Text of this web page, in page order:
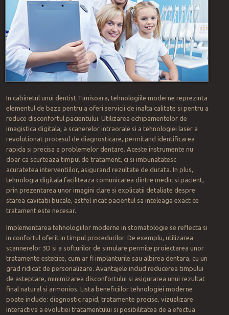
In cabinetul unui dentist Timisoara, tehnologiile moderne reprezinta
elementul de baza pentru a oferi servicii de inalta calitate si pentru a
reduce disconfortul pacientului. Utilizarea echipamentelor de
imagistica digitala, a scanerelor intraorale si a tehnologiei laser a
revolutionat procesul de diagnosticare, permitand identificarea
rapida si precisa a problemelor dentare. Aceste instrumente nu
doar ca scurteaza timpul de tratament, ci si imbunatatesc
acuratetea interventiilor, asigurand rezultate de durata. In plus,
tehnologia digitala faciliteaza comunicarea dintre medic si pacient,
prin prezentarea unor imagini clare si explicatii detaliate despre
starea cavitatii bucale, astfel incat pacientul sa inteleaga exact ce
tratament este necesar.
Implementarea tehnologiilor moderne in stomatologie se reflecta si
in confortul oferit in timpul procedurilor. De exemplu, utilizarea
scannerelor 3D si a softurilor de simulare permite proiectarea unor
tratamente estetice, cum ar fi implanturile sau albirea dentara, cu un
grad ridicat de personalizare. Avantajele includ reducerea timpului
de asteptare, minimizarea disconfortului si asigurarea unui rezultat
final natural si armonios. Lista beneficiilor tehnologiei moderne
poate include: diagnostic rapid, tratamente precise, vizualizare
interactiva a evolutiei tratamentului si posibilitatea de a efectua